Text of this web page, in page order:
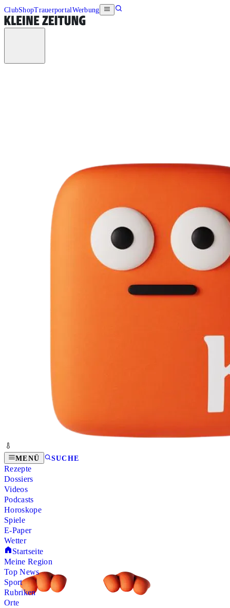
ClubShopTrauerportalWerbung
MENÜ SUCHE
Rezepte
Dossiers
Videos
Podcasts
Horoskope
Spiele
E-Paper
Wetter
Startseite
Meine Region
Top News
Sport
Rubriken
Orte